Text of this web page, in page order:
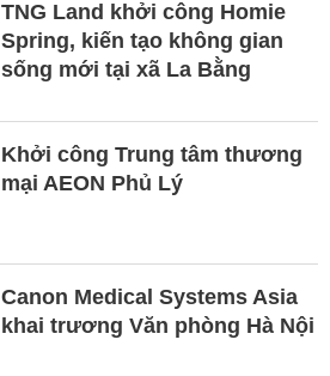
TNG Land khởi công Homie
Spring, kiến tạo không gian
sống mới tại xã La Bằng
Khởi công Trung tâm thương
mại AEON Phủ Lý
Canon Medical Systems Asia
khai trương Văn phòng Hà Nội